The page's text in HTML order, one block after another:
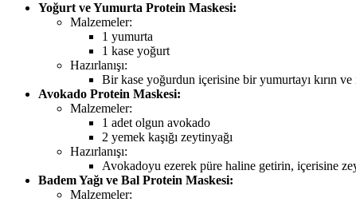
Yoğurt ve Yumurta Protein Maskesi:
Malzemeler:
1 yumurta
1 kase yoğurt
Hazırlanışı:
Bir kase yoğurdun içerisine bir yumurtayı kırın
Avokado Protein Maskesi:
Malzemeler:
1 adet olgun avokado
2 yemek kaşığı zeytinyağı
Hazırlanışı:
Avokadoyu ezerek püre haline getirin, içerisine
Badem Yağı ve Bal Protein Maskesi:
Malzemeler: